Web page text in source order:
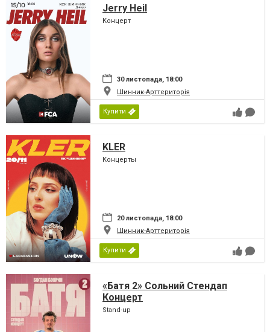
Jerry Heil
Концерт
30 листопада, 18:00
Шинник-Арттериторія
Купити
KLER
Концерты
20 листопада, 18:00
Шинник-Арттериторія
Купити
«Батя 2» Сольний Стендап
Концерт
Stand-up